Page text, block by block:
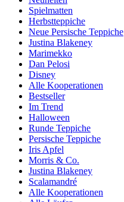
Spielmatten
Herbstteppiche
Neue Persische Teppiche
Justina Blakeney
Marimekko
Dan Pelosi
Disney
Alle Kooperationen
Bestseller
Im Trend
Halloween
Runde Teppiche
Persische Teppiche
Iris Apfel
Morris & Co.
Justina Blakeney
Scalamandré
Alle Kooperationen